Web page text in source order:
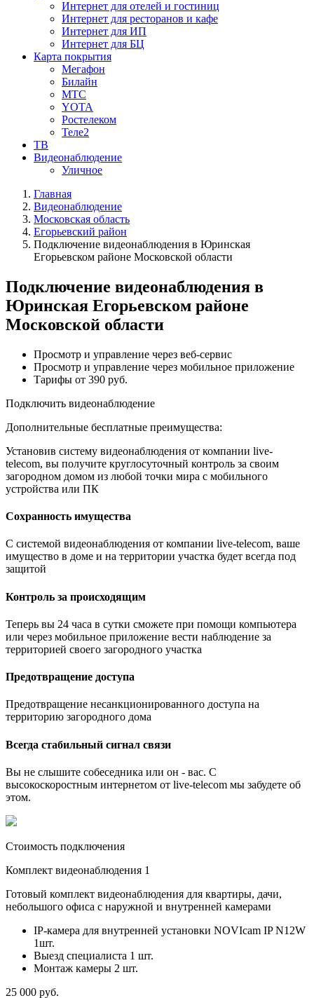
Интернет для отелей и гостиниц
Интернет для ресторанов и кафе
Интернет для ИП
Интернет для БЦ
Карта покрытия
Мегафон
Билайн
МТС
YOTA
Ростелеком
Теле2
ТВ
Видеонаблюдение
Уличное
Главная
Видеонаблюдение
Московская область
Егорьевский район
Подключение видеонаблюдения в Юринская
Егорьевском районе Московской области
Подключение видеонаблюдения в
Юринская Егорьевском районе
Московской области
Просмотр и управление через веб-сервис
Просмотр и управление через мобильное приложение
Тарифы от 390 руб.
Подключить видеонаблюдение
Дополнительные бесплатные преимущества:
Установив систему видеонаблюдения от компании live-
telecom, вы получите круглосуточный контроль за своим
загородном домом из любой точки мира с мобильного
устройства или ПК
Сохранность имущества
С системой видеонаблюдения от компании live-telecom, ваше
имущество в доме и на территории участка будет всегда под
защитой
Контроль за происходящим
Теперь вы 24 часа в сутки сможете при помощи компьютера
или через мобильное приложение вести наблюдение за
территорией своего загородного участка
Предотвращение доступа
Предотвращение несанкционированного доступа на
территорию загородного дома
Всегда стабильный сигнал связи
Вы не слышите собеседника или он - вас. С
высокоскоростным интернетом от live-telecom мы забудете об
этом.
Стоимость подключения
Комплект видеонаблюдения 1
Готовый комплект видеонаблюдения для квартиры, дачи,
небольшого офиса с наружной и внутренней камерами
IP-камера для внутренней установки NOVIcam IP N12W
1шт.
Выезд специалиста 1 шт.
Монтаж камеры 2 шт.
25 000 руб.